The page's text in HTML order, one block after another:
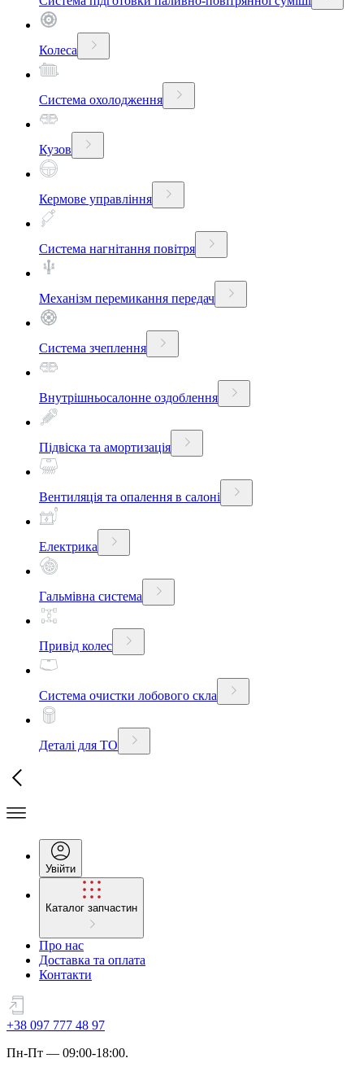
Колеса
Система охолодження
Кузов
Кермове управління
Система нагнітання повітря
Механізм перемикання передач
Система зчеплення
Внутрішньосалонне оздоблення
Підвіска та амортизація
Вентиляція та опалення в салоні
Електрика
Гальмівна система
Привід колес
Система очистки лобового скла
Деталі для ТО
Увійти
Каталог запчастин
Про нас
Доставка та оплата
Контакти
+38 097 777 48 97
Пн-Пт — 09:00-18:00.